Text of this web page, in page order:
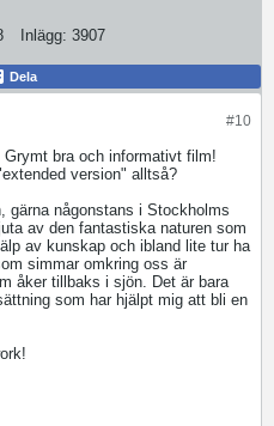
Inlägg: 3907
Dela
#10
bra och informativt film!
version" alltså?
gärna någonstans i Stockholms
av den fantastiska naturen som
av kunskap och ibland lite tur ha
simmar omkring oss är
åker tillbaks i sjön. Det är bara
som har hjälpt mig att bli en